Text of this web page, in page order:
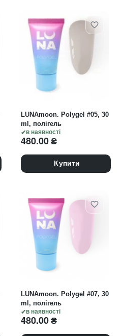
в наявності
LUNAmoon. Polygel #05, 30
ml, полігель
480.00₴
Купити
в наявності
LUNAmoon. Polygel #07, 30
ml, полігель
480.00₴